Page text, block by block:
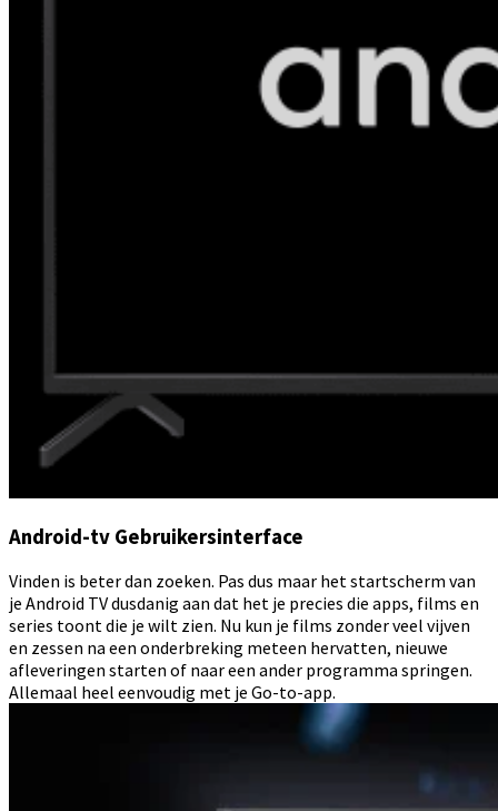
Android-tv Gebruikersinterface
Vinden is beter dan zoeken. Pas dus maar het startscherm van
je Android TV dusdanig aan dat het je precies die apps, films en
series toont die je wilt zien. Nu kun je films zonder veel vijven
en zessen na een onderbreking meteen hervatten, nieuwe
afleveringen starten of naar een ander programma springen.
Allemaal heel eenvoudig met je Go-to-app.